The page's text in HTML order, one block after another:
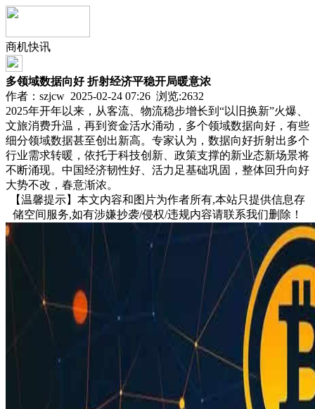
商机快讯
多领域数据向好 折射经济平稳开局暖意浓
作者：szjcw 2025-02-24 07:26 浏览:2632
2025年开年以来，从客流、物流稳步增长到“以旧换新”火爆、
文旅消费升温，再到资金活水涌动，多个领域数据向好，有些
细分领域数据甚至创出新高。专家认为，数据向好折射出多个
行业需求转暖，依托于科技创新、政策支撑的新业态新场景将
不断涌现。中国经济韧性好、活力足基础巩固，整体回升向好
大势不改，春意渐浓。
【温馨提示】本文内容和图片为作者所有,本站只提供信息存
储空间服务,如有涉嫌抄袭/侵权/违规内容请联系我们删除！